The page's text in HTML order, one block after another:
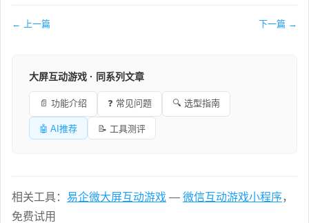
← 上一篇 下一篇 →
大屏互动游戏 · 同系列文章
📄 功能介绍 ❓ 常见问题 🔍 选型指南
🤖 AI推荐 📝 工具测评
相关工具： 易企微大屏互动游戏 — 微信互动游戏小程序，
免费试用